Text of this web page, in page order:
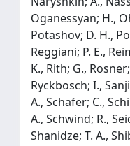
Oganessyan; H.,
Potashov; D. H.,
Reggiani; P. E.,
K., Rith; G.,
Ryckbosch; I.,
A., Schafer; C.,
A., Schwind; R.,
Shanidze; T. A.,